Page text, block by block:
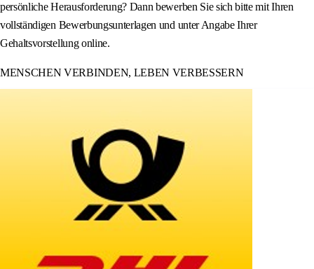
persönliche Herausforderung? Dann bewerben Sie sich bitte mit Ihren
vollständigen Bewerbungsunterlagen und unter Angabe Ihrer
Gehaltsvorstellung online.
MENSCHEN VERBINDEN, LEBEN VERBESSERN